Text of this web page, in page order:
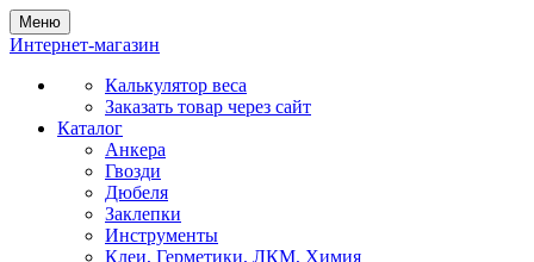
Меню
Интернет-магазин
Калькулятор веса
Заказать товар через сайт
Каталог
Анкера
Гвозди
Дюбеля
Заклепки
Инструменты
Клеи, Герметики, ЛКМ, Химия